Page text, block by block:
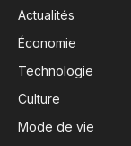
Actualités
Économie
Technologie
Culture
Mode de vie